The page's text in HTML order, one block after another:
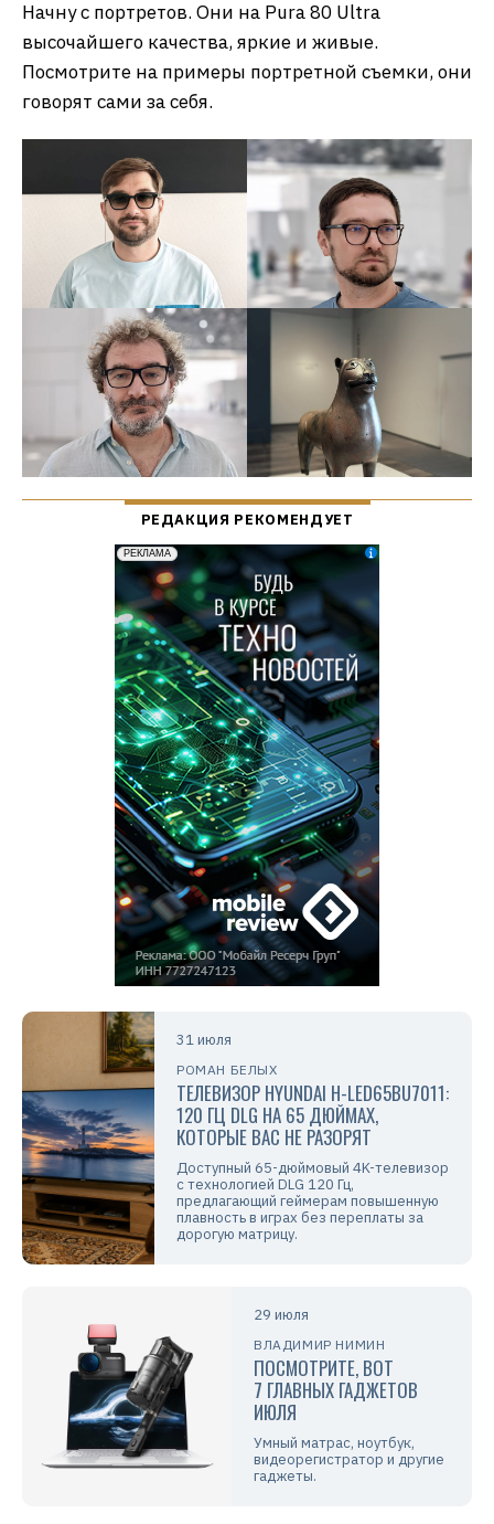
Начну с портретов. Они на Pura 80 Ultra
высочайшего качества, яркие и живые.
Посмотрите на примеры портретной съемки, они
говорят сами за себя.
31 июля
РОМАН БЕЛЫХ
ТЕЛЕВИЗОР HYUNDAI H-LED65BU7011:
120 ГЦ DLG НА 65 ДЮЙМАХ,
КОТОРЫЕ ВАС НЕ РАЗОРЯТ
Доступный 65-дюймовый 4K-телевизор
с технологией DLG 120 Гц,
предлагающий геймерам повышенную
плавность в играх без переплаты за
дорогую матрицу.
29 июля
ВЛАДИМИР НИМИН
ПОСМОТРИТЕ, ВОТ
7 ГЛАВНЫХ ГАДЖЕТОВ
ИЮЛЯ
Умный матрас, ноутбук,
видеорегистратор и другие
гаджеты.